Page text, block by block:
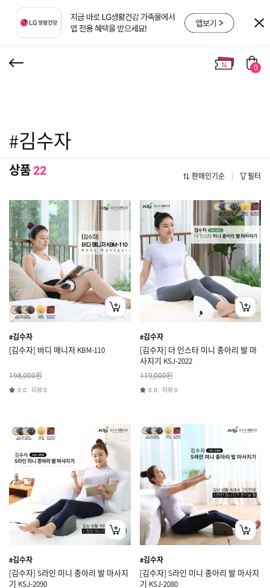
0
#김수자
상품22 판매인기순 필터
#김수자
[김수자] 바디 매니저 KBM-110
198,000원
0.0 리뷰0
#김수자
[김수자] 더 인스타 미니 종아리 발 마
사지기 KSJ-2022
119,000원
0.0 리뷰0
#김수자
[김수자] S라인 미니 종아리 발 마사지
기 KSJ-2090
#김수자
[김수자] S라인 미니 종아리 발 마사지
기 KSJ-2080